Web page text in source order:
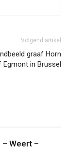
Volgend artikel
graaf Horn
Egmont in Brussel
Weert –